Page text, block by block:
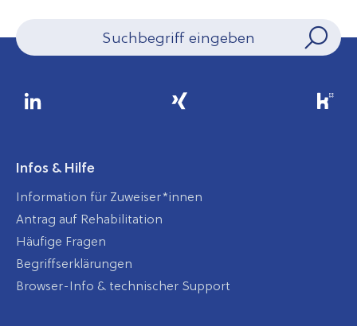
Infos & Hilfe
Information für Zuweiser*innen
Antrag auf Rehabilitation
Häufige Fragen
Begriffserklärungen
Browser-Info & technischer Support